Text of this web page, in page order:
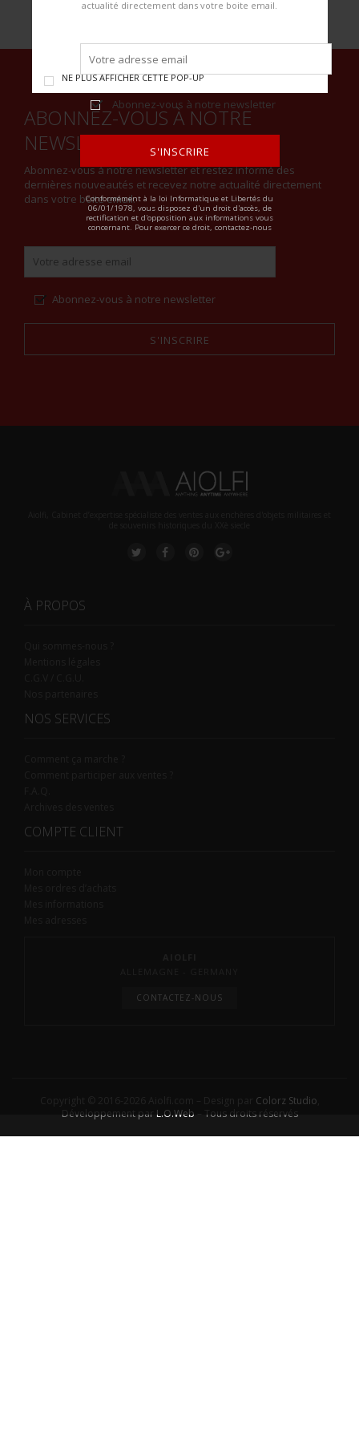
actualité directement dans votre boite email.
Abonnez-vous à notre newsletter
S'INSCRIRE
ALTERNATIVE:
Conformément à la loi Informatique et Libertés du
06/01/1978, vous disposez d'un droit d'accès, de
rectification et d'opposition aux informations vous
concernant. Pour exercer ce droit, contactez-nous
NE PLUS AFFICHER CETTE POP-UP
ABONNEZ-VOUS À NOTRE
NEWSLETTER
Abonnez-vous à notre newsletter et restez informé des
dernières nouveautés et recevez notre actualité directement
dans votre boite email.
Abonnez-vous à notre newsletter
S'INSCRIRE
À PROPOS
NOS SERVICES
COMPTE CLIENT
CONTACTEZ-NOUS
Colorz Studio
Développement par L.O.Web – Tous droits réservés